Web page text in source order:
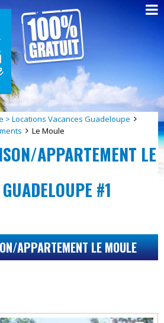
> Locations Vacances Guadeloupe
Le Moule
APPARTEMENT LE
#1
APPARTEMENT LE MOULE